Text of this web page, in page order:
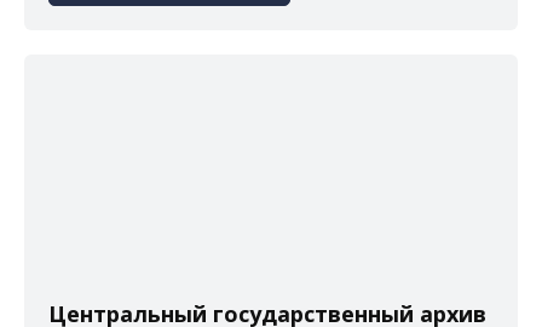
Центральный государственный архив